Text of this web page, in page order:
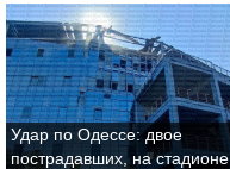
Удар по Одессе: двое
пострадавших, на стадионе